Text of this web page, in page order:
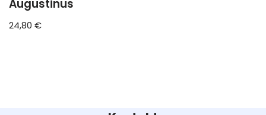
Augustinus
24,80 €